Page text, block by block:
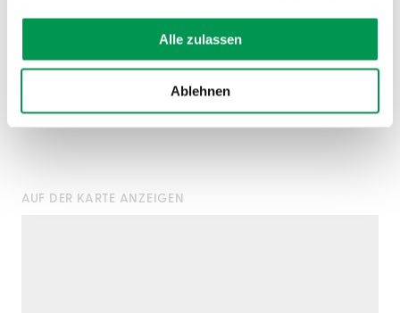
Alle zulassen
Ablehnen
AUF DER KARTE ANZEIGEN